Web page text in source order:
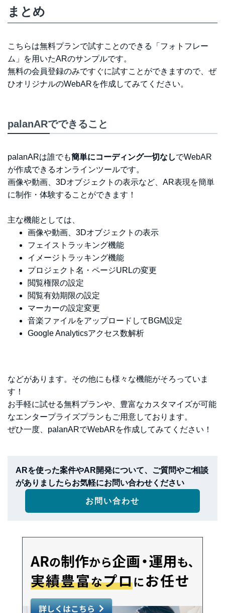
まとめ
こちらは無料プランで試すことのできる「フォトフレー
ム」を用いたARのサンプルです。
無料の会員登録のみですぐに試すことができますので、ぜ
ひオリジナルのWebARを作成してみてください。
palanARでできること
palanARは誰でも簡単にコーディング一切なしでWebAR
が作成できるオンラインツールです。
画像や動画、3Dオブジェクトの表示など、AR表現を簡単
に制作・体験することができます！
主な機能としては、
画像や動画、3Dオブジェクトの表示
フェイストラッキング機能
イメージトラッキング機能
プロジェクト名・ページURLの変更
閲覧権限の設定
閲覧有効期限の設定
マーカーの設定変更
音楽ファイルをアップロードしてBGM設定
Google Analyticsアクセス数解析
などがあります。その他にも様々な機能がそろっていま
す！
お手軽に試せる無料プランや、豊富なカスタマイズが可能
なエンタープライズプランもご用意しております。
ぜひ一度、palanARでWebARを作成してみてください！
ARを使った案件やAR開発について、ご質問やご相談
がありましたらお気軽にお問い合わせください
お問い合わせ